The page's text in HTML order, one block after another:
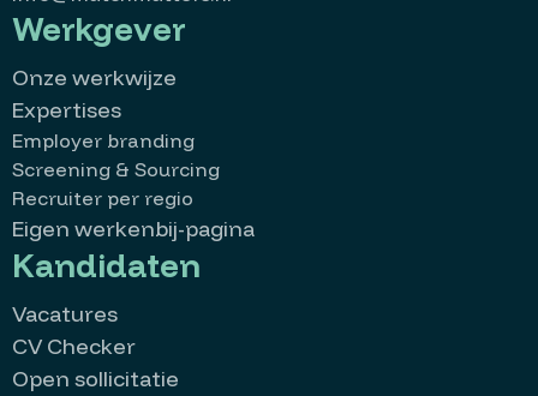
Werkgever
Onze werkwijze
Expertises
Employer branding
Screening & Sourcing
Recruiter per regio
Eigen werkenbij-pagina
Kandidaten
Vacatures
CV Checker
Open sollicitatie